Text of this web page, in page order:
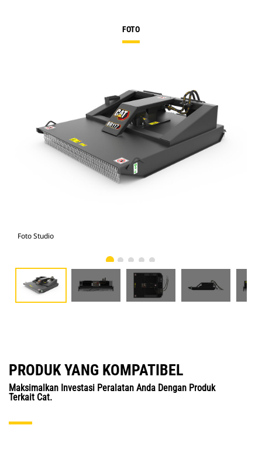
FOTO
Foto Studio
PRODUK YANG KOMPATIBEL
Maksimalkan Investasi Peralatan Anda Dengan Produk
Terkait Cat.